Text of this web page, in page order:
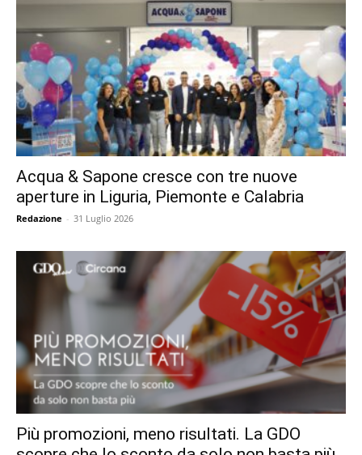
Acqua & Sapone cresce con tre nuove
aperture in Liguria, Piemonte e Calabria
Redazione - 31 Luglio 2026
Più promozioni, meno risultati. La GDO